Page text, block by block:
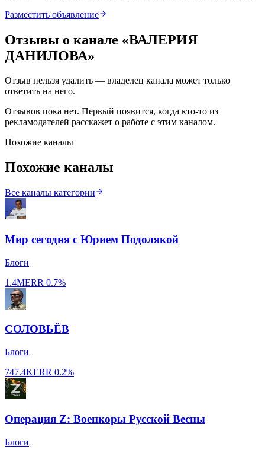
Разместить объявление
Отзывы о канале «ВАЛЕРИЯ
ДАНИЛОВА»
Отзыв нельзя удалить — владелец канала может только
ответить на него.
Отзывов пока нет. Первый появится, когда кто-то из
рекламодателей расскажет о работе с этим каналом.
Похожие каналы
Похожие каналы
Все каналы категории
Мир сегодня с Юрием Подолякой
Блоги
1.4MERR 0.7%
СОЛОВЬЁВ
Блоги
747.4KERR 0.2%
Операция Z: Военкоры Русской Весны
Блоги